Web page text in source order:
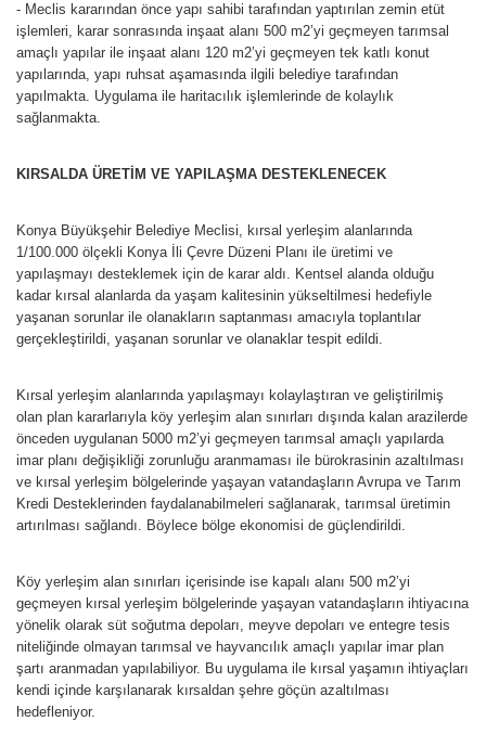
- Meclis kararından önce yapı sahibi tarafından yaptırılan zemin etüt
işlemleri, karar sonrasında inşaat alanı 500 m2’yi geçmeyen tarımsal
amaçlı yapılar ile inşaat alanı 120 m2’yi geçmeyen tek katlı konut
yapılarında, yapı ruhsat aşamasında ilgili belediye tarafından
yapılmakta. Uygulama ile haritacılık işlemlerinde de kolaylık
sağlanmakta.
KIRSALDA ÜRETİM VE YAPILAŞMA DESTEKLENECEK
Konya Büyükşehir Belediye Meclisi, kırsal yerleşim alanlarında
1/100.000 ölçekli Konya İli Çevre Düzeni Planı ile üretimi ve
yapılaşmayı desteklemek için de karar aldı. Kentsel alanda olduğu
kadar kırsal alanlarda da yaşam kalitesinin yükseltilmesi hedefiyle
yaşanan sorunlar ile olanakların saptanması amacıyla toplantılar
gerçekleştirildi, yaşanan sorunlar ve olanaklar tespit edildi.
Kırsal yerleşim alanlarında yapılaşmayı kolaylaştıran ve geliştirilmiş
olan plan kararlarıyla köy yerleşim alan sınırları dışında kalan arazilerde
önceden uygulanan 5000 m2’yi geçmeyen tarımsal amaçlı yapılarda
imar planı değişikliği zorunluğu aranmaması ile bürokrasinin azaltılması
ve kırsal yerleşim bölgelerinde yaşayan vatandaşların Avrupa ve Tarım
Kredi Desteklerinden faydalanabilmeleri sağlanarak, tarımsal üretimin
artırılması sağlandı. Böylece bölge ekonomisi de güçlendirildi.
Köy yerleşim alan sınırları içerisinde ise kapalı alanı 500 m2’yi
geçmeyen kırsal yerleşim bölgelerinde yaşayan vatandaşların ihtiyacına
yönelik olarak süt soğutma depoları, meyve depoları ve entegre tesis
niteliğinde olmayan tarımsal ve hayvancılık amaçlı yapılar imar plan
şartı aranmadan yapılabiliyor. Bu uygulama ile kırsal yaşamın ihtiyaçları
kendi içinde karşılanarak kırsaldan şehre göçün azaltılması
hedefleniyor.